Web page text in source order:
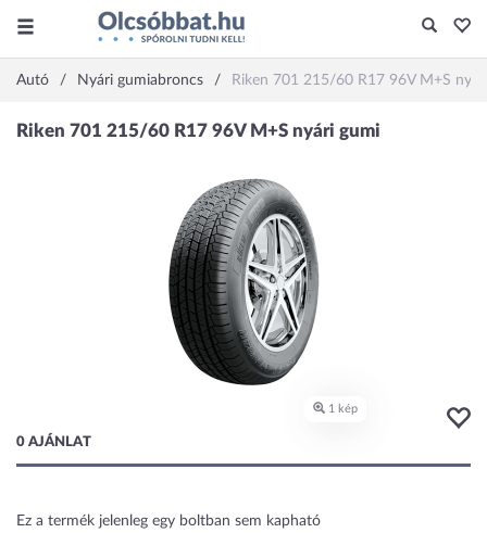
Autó Nyári gumiabroncs Riken 701 215/60 R17 96V M+S
0 AJÁNLAT
Ez a termék jelenleg egy boltban sem kapható